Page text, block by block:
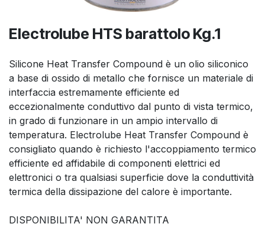
Electrolube HTS barattolo Kg.1
Silicone Heat Transfer Compound è un olio siliconico
a base di ossido di metallo che fornisce un materiale di
interfaccia estremamente efficiente ed
eccezionalmente conduttivo dal punto di vista termico,
in grado di funzionare in un ampio intervallo di
temperatura. Electrolube Heat Transfer Compound è
consigliato quando è richiesto l'accoppiamento termico
efficiente ed affidabile di componenti elettrici ed
elettronici o tra qualsiasi superficie dove la conduttività
termica della dissipazione del calore è importante.
DISPONIBILITA' NON GARANTITA